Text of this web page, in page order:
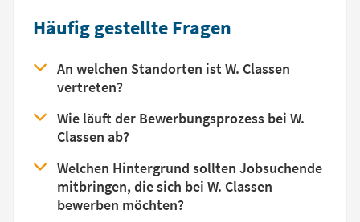
Häufig gestellte Fragen
An welchen Standorten ist W. Classen
vertreten?
Wie läuft der Bewerbungsprozess bei W.
Classen ab?
Welchen Hintergrund sollten Jobsuchende
mitbringen, die sich bei W. Classen
bewerben möchten?